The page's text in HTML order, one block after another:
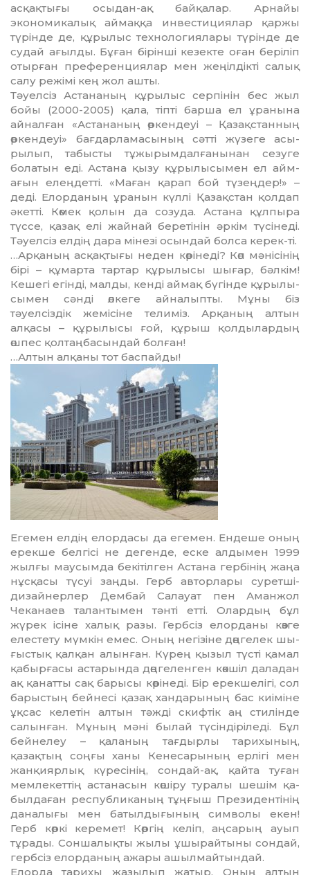
асқақ­ты­ғы осыдан-ақ байқалар. Арнайы
экономикалық аймаққа инвес­ти­циялар қаржы
түрінде де, құ­ры­лыс технологиялары түрінде де
судай ағылды. Бұған бірінші кезекте оған беріліп
отырған преференциялар мен жеңілдікті салық
салу режімі кең жол ашты.
Тәуелсіз Астананың құрылыс сер­пінін бес жыл
бойы (2000-2005) қала, тіпті барша ел ұра­ны­на
айналған «Астананың өр­кен­деуі – Қазақстанның
өркендеуі» бағдарламасының сәтті жүзеге асы­
рылып, табысты тұжырым­дал­­ғанынан сезуге
болатын еді. Ас­тана қызу құрылысымен ел ай­м­
ағын елеңдетті. «Маған қа­рап бой түзеңдер!» –
деді. Елор­да­ның ұранын күллі Қазақстан қол­дап
әкетті. Көмек қолын да созу­да. Астана құлпыра
түссе, қа­зақ елі жайнай беретінін әркім тү­сінеді.
Тәуелсіз елдің дара мі­незі осындай болса керек-ті.
…Арқаның асқақтығы неден көрінеді? Көп мәнісінің
бірі – құ­марта тартар құрылысы шы­ғар, бәлкім!
Кешегі егінді, мал­ды, кенді аймақ бүгінде құры­­­лы­
сы­мен сәнді өлкеге айналыпты. Мұны біз
тәуелсіздік жемісіне те­лиміз. Арқаның алтын
алқасы – құрылысы ғой, құрыш қолды­лар­дың
өшпес қолтаңбасындай болған!
…Алтын алқаны тот бас­пай­ды!
Егемен елдің елордасы да еге­мен. Ендеше оның
ерекше бел­гісі не дегенде, еске алдымен 1999
жылғы маусымда бекітілген Астана гербінің жаңа
нұсқасы түсуі заңды. Герб авторлары су­рет­ші-
дизайнерлер Дембай Са­лауат пен Аманжол
Чеканаев та­­лантымен тәнті етті. Олардың бұл
жүрек ісіне халық разы. Герб­сіз елорданы көзге
елестету мүм­кін емес. Оның негізіне дөңгелек шы­
ғыстық қалқан алынған. Кү­рең қызыл түсті қамал
қа­быр­ғасы астарында дөңгеленген көкшіл даладан
ақ қанатты сақ барысы көрінеді. Бір ерекшелігі, сол
барыстың бейнесі қазақ хан­дарының бас киіміне
ұқсас келе­тін алтын тәжді скифтік аң сти­лінде
салынған. Мұның мәні бы­лай түсіндіріледі. Бұл
бей­не­леу – қаланың тағдырлы тари­хы­ның,
қазақтың соңғы ханы Ке­­несарының ерлігі мен
жан­қиярлық күресінің, сондай-ақ, қайта туған
мемлекеттің астана­сын көшіру туралы шешім қа­
был­даған республиканың тұң­ғыш Президентінің
даналығы мен батылдығының символы екен!
Герб көркі керемет! Көргің келіп, аңсарың ауып
тұрады. Соншалықты жылы ұшырай­тыны сондай,
гербсіз елорданың ажары ашылмайтындай.
Елорда тарихы жазылып жа­тыр. Оның алтын